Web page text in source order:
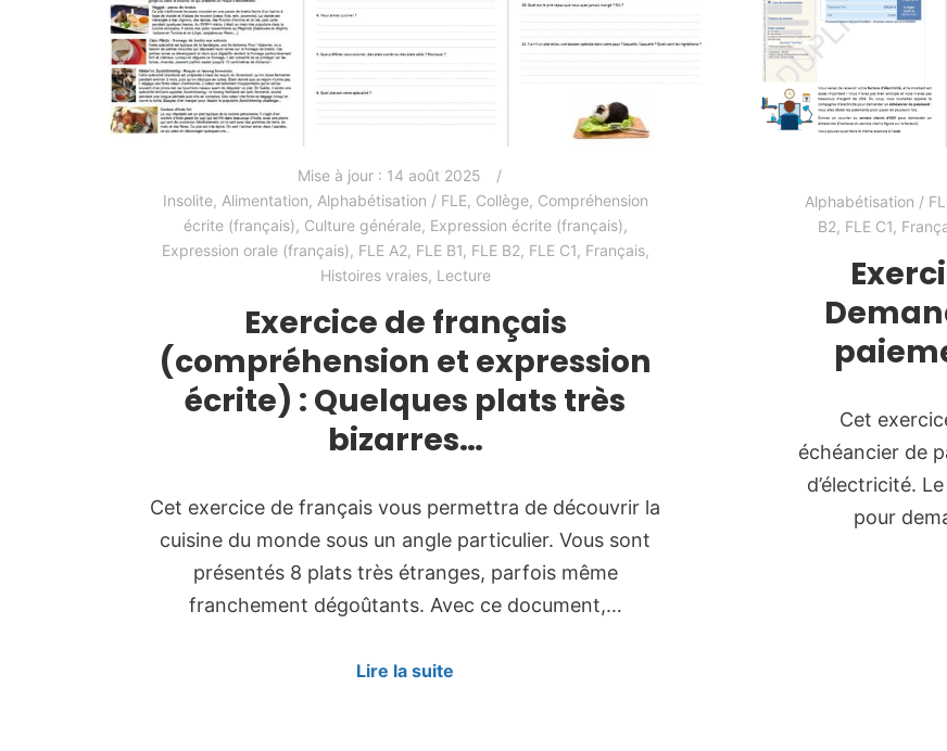
Mise à jour : 14 août 2025
Insolite, Alimentation, Alphabétisation / FLE, Collège, Compréhension
écrite (français), Culture générale, Expression écrite (français),
Expression orale (français), FLE A2, FLE B1, FLE B2, FLE C1, Français,
Histoires vraies, Lecture
Exercice de français
(compréhension et expression
écrite) : Quelques plats très
bizarres…
Cet exercice de français vous permettra de découvrir la
cuisine du monde sous un angle particulier. Vous sont
présentés 8 plats très étranges, parfois même
franchement dégoûtants. Avec ce document,…
Lire la suite
Alphabétisation /
B2, FLE C1,
Cet
échéancier de
d’électricité.
pour